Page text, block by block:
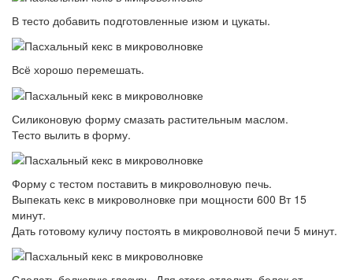
В тесто добавить подготовленные изюм и цукаты.
Всё хорошо перемешать.
Силиконовую форму смазать растительным маслом.
Тесто вылить в форму.
Форму с тестом поставить в микроволновую печь.
Выпекать кекс в микроволновке при мощности 600 Вт 15
минут.
Дать готовому куличу постоять в микроволновой печи 5 минут.